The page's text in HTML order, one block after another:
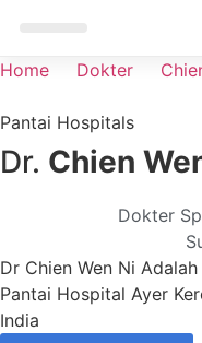
Home Dokter
Pantai Hospitals
Dr. Chien
Dokter
Dr Chien Wen Ni
Pantai Hospital Ayer
India